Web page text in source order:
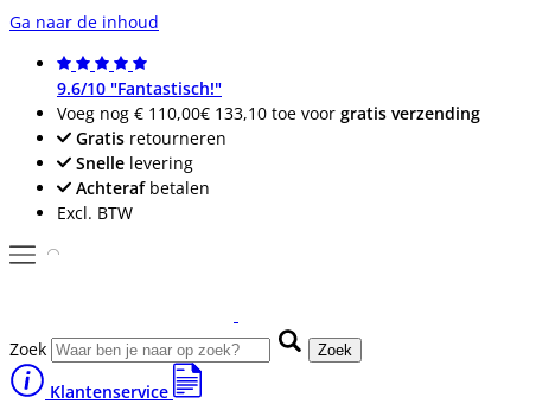
Ga naar de inhoud
9.6/10 "Fantastisch!"
Voeg nog € 110,00€ 133,10 toe voor gratis verzending
Gratis retourneren
Snelle levering
Achterafbetalen
Excl. BTW
Zoek Zoek
Klantenservice